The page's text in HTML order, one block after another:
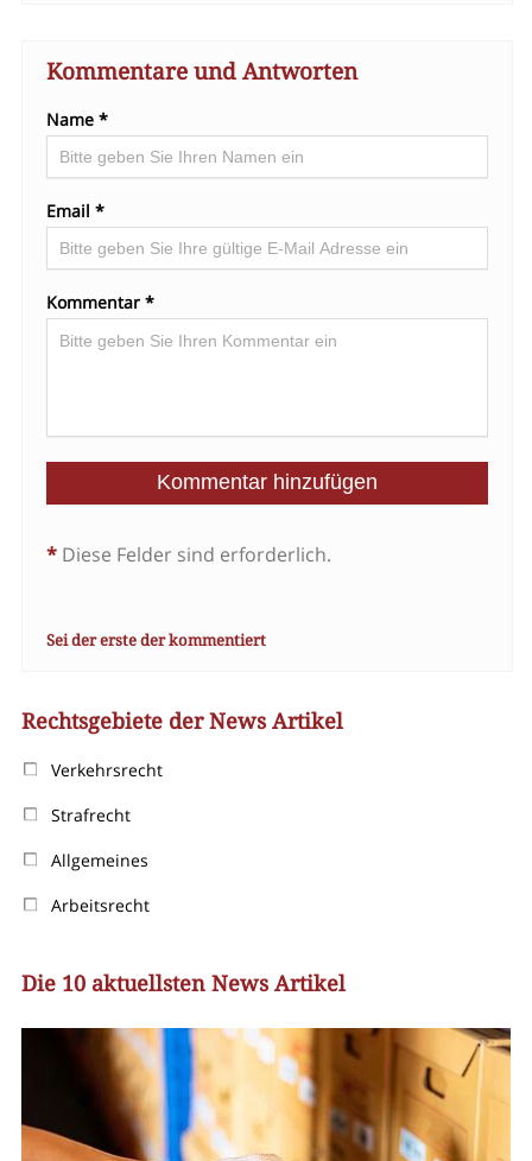
Kommentare und Antworten
Name *
Email *
Kommentar *
*Diese Felder sind erforderlich.
Sei der erste der kommentiert
Rechtsgebiete der News Artikel
Verkehrsrecht
Strafrecht
Allgemeines
Arbeitsrecht
Die 10 aktuellsten News Artikel